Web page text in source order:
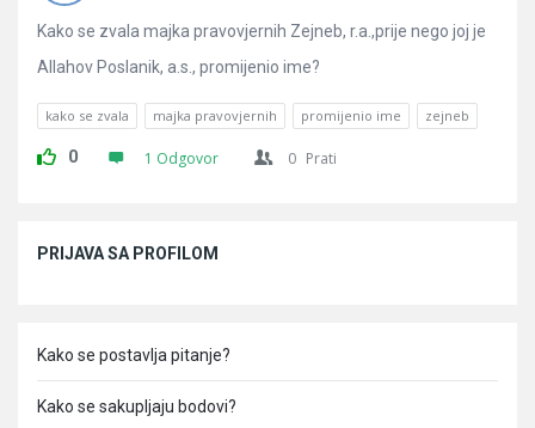
Kako se zvala majka pravovjernih Zejneb, r.a.,prije nego joj je
Allahov Poslanik, a.s., promijenio ime?
kako se zvala majka pravovjernih promijenio ime zejneb
0 1 Odgovor 0 Prati
PRIJAVA SA PROFILOM
Kako se postavlja pitanje?
Kako se sakupljaju bodovi?